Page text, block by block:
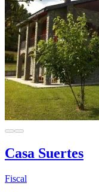
Casa Suertes
Fiscal